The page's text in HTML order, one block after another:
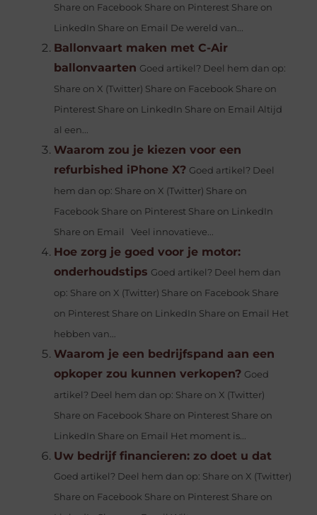
Share on Facebook Share on Pinterest Share on
LinkedIn Share on Email De wereld van...
Ballonvaart maken met C-Air
ballonvaarten Goed artikel? Deel hem dan op:
Share on X (Twitter) Share on Facebook Share on
Pinterest Share on LinkedIn Share on Email Altijd
al een...
Waarom zou je kiezen voor een
refurbished iPhone X? Goed artikel? Deel
hem dan op: Share on X (Twitter) Share on
Facebook Share on Pinterest Share on LinkedIn
Share on Email Veel innovatieve...
Hoe zorg je goed voor je motor:
onderhoudstips Goed artikel? Deel hem dan
op: Share on X (Twitter) Share on Facebook Share
on Pinterest Share on LinkedIn Share on Email Het
hebben van...
Waarom je een bedrijfspand aan een
opkoper zou kunnen verkopen? Goed
artikel? Deel hem dan op: Share on X (Twitter)
Share on Facebook Share on Pinterest Share on
LinkedIn Share on Email Het moment is...
Uw bedrijf financieren: zo doet u dat
Goed artikel? Deel hem dan op: Share on X (Twitter)
Share on Facebook Share on Pinterest Share on